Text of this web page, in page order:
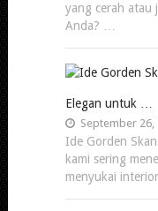
yang cerah
Anda? …
Elegan untuk …
September 26,
Ide Gorden
kami sering
menyukai